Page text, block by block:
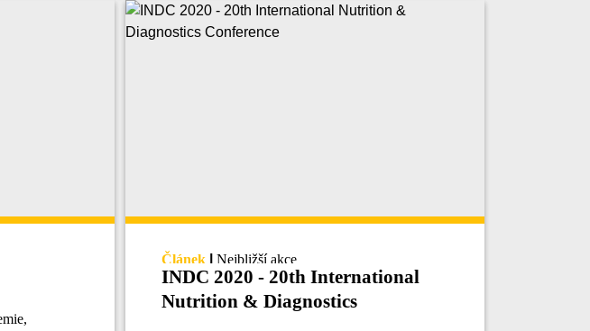
Článek Nejbližší akce
INDC 2020 - 20th International
Nutrition & Diagnostics